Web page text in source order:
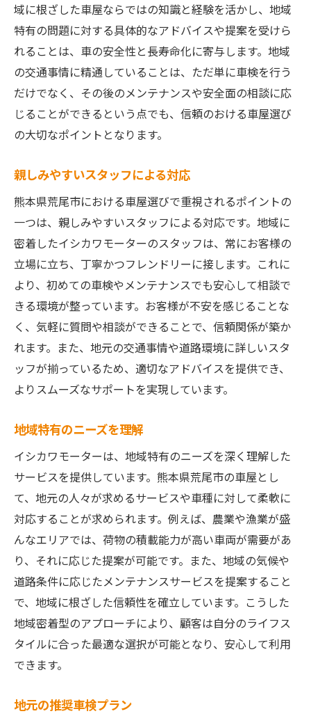
域に根ざした車屋ならではの知識と経験を活かし、地域
特有の問題に対する具体的なアドバイスや提案を受けら
れることは、車の安全性と長寿命化に寄与します。地域
の交通事情に精通していることは、ただ単に車検を行う
だけでなく、その後のメンテナンスや安全面の相談に応
じることができるという点でも、信頼のおける車屋選び
の大切なポイントとなります。
親しみやすいスタッフによる対応
熊本県荒尾市における車屋選びで重視されるポイントの
一つは、親しみやすいスタッフによる対応です。地域に
密着したイシカワモーターのスタッフは、常にお客様の
立場に立ち、丁寧かつフレンドリーに接します。これに
より、初めての車検やメンテナンスでも安心して相談で
きる環境が整っています。お客様が不安を感じることな
く、気軽に質問や相談ができることで、信頼関係が築か
れます。また、地元の交通事情や道路環境に詳しいスタ
ッフが揃っているため、適切なアドバイスを提供でき、
よりスムーズなサポートを実現しています。
地域特有のニーズを理解
イシカワモーターは、地域特有のニーズを深く理解した
サービスを提供しています。熊本県荒尾市の車屋とし
て、地元の人々が求めるサービスや車種に対して柔軟に
対応することが求められます。例えば、農業や漁業が盛
んなエリアでは、荷物の積載能力が高い車両が需要があ
り、それに応じた提案が可能です。また、地域の気候や
道路条件に応じたメンテナンスサービスを提案すること
で、地域に根ざした信頼性を確立しています。こうした
地域密着型のアプローチにより、顧客は自分のライフス
タイルに合った最適な選択が可能となり、安心して利用
できます。
地元の推奨車検プラン